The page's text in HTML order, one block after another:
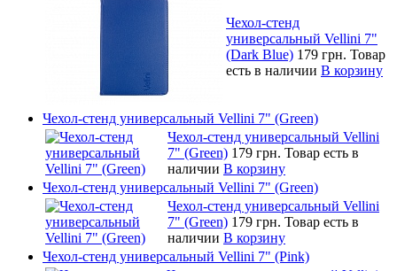
Чехол-стенд
универсальный Vellini 7"
(Dark Blue) 179 грн. Товар
есть в наличии В корзину
Чехол-стенд универсальный Vellini 7" (Green)
Чехол-стенд универсальный Vellini
7" (Green) 179 грн. Товар есть в
наличии В корзину
Чехол-стенд универсальный Vellini 7" (Green)
Чехол-стенд универсальный Vellini
7" (Green) 179 грн. Товар есть в
наличии В корзину
Чехол-стенд универсальный Vellini 7" (Pink)